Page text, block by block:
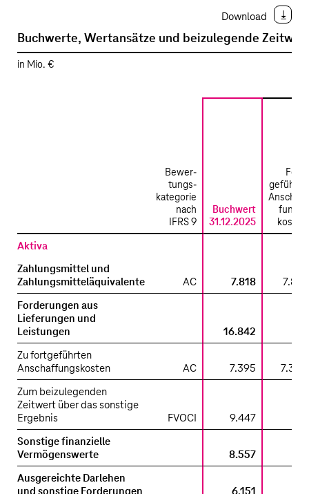
Download
Buchwerte, Wertansätze und beizulegende
in Mio. €
Bewer­
tungs­
kategorie
nach
IFRS 9
Buchwert
31.12.2025
Fort­
geführte
Anschaf­
fungs­
kosten
Aktiva
Zahlungsmittel und
Zahlungsmitteläquivalente
AC 7.818
7.818
Forderungen aus
Lieferungen und
Leistungen
16.842
Zu fortgeführten
Anschaffungskosten
AC 7.395
7.395
Zum beizulegenden
Zeitwert über das sonstige
Ergebnis
FVOCI
9.447
Sonstige finanzielle
Vermögenswerte
8.557
Ausgereichte Darlehen
und sonstige Forderungen
6.151